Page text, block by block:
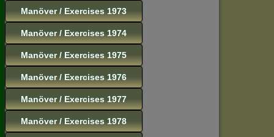
Manöver / Exercises 1973
Manöver / Exercises 1974
Manöver / Exercises 1975
Manöver / Exercises 1976
Manöver / Exercises 1977
Manöver / Exercises 1978